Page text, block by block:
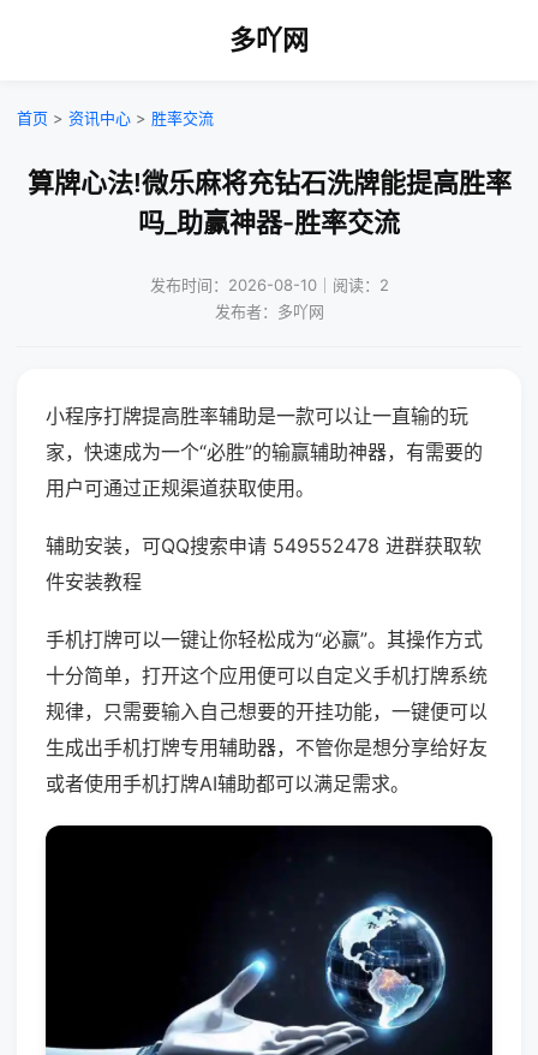
多吖网
首页 > 资讯中心 > 胜率交流
算牌心法!微乐麻将充钻石洗牌能提高胜率
吗_助赢神器-胜率交流
发布时间：2026-08-10｜阅读：2
发布者：多吖网
小程序打牌提高胜率辅助是一款可以让一直输的玩
家，快速成为一个“必胜”的输赢辅助神器，有需要的
用户可通过正规渠道获取使用。
辅助安装，可QQ搜索申请 549552478 进群获取软
件安装教程
手机打牌可以一键让你轻松成为“必赢”。其操作方式
十分简单，打开这个应用便可以自定义手机打牌系统
规律，只需要输入自己想要的开挂功能，一键便可以
生成出手机打牌专用辅助器，不管你是想分享给好友
或者使用手机打牌AI辅助都可以满足需求。